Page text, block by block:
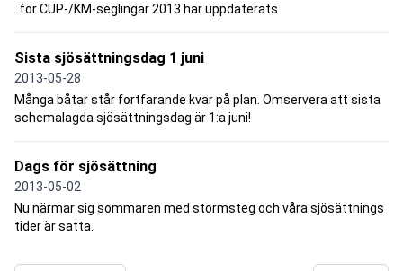
..för CUP-/KM-seglingar 2013 har uppdaterats
Sista sjösättningsdag 1 juni
2013-05-28
Många båtar står fortfarande kvar på plan. Omservera att sista
schemalagda sjösättningsdag är 1:a juni!
Dags för sjösättning
2013-05-02
Nu närmar sig sommaren med stormsteg och våra sjösättnings
tider är satta.